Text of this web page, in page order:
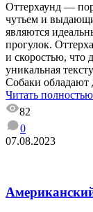
Оттерхаунд —
чутьем и
являются
прогулок.
и скоростью, что
уникальная
Собаки
Читать полностью
82
0
07.08.2023